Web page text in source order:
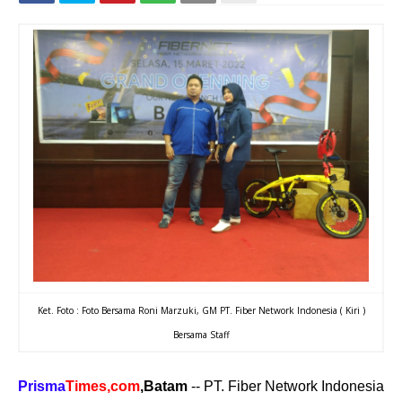
Ket. Foto : Foto Bersama Roni Marzuki, GM PT. Fiber Network Indonesia ( Kiri )
Bersama Staff
PrismaTimes,com,Batam -- PT. Fiber Network Indonesia